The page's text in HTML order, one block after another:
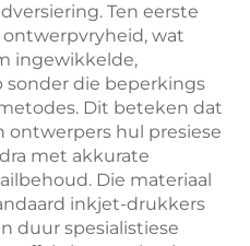
Ten eerste
wat
ingewikkelde,
die beperkings
Dit beteken dat
ontwerpers hul presiese
met akkurate
Die materiaal
inkjet-drukkers
duur spesialistiese